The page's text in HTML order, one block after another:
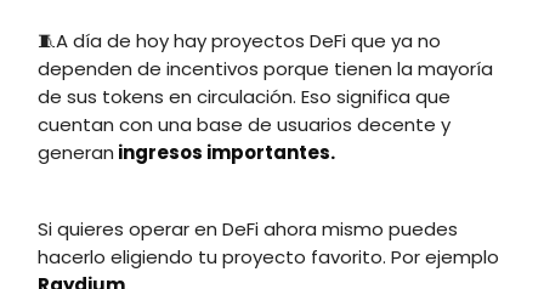
🧵A día de hoy hay proyectos DeFi que ya no
dependen de incentivos porque tienen la mayoría
de sus tokens en circulación. Eso significa que
cuentan con una base de usuarios decente y
generan ingresos importantes.
Si quieres operar en DeFi ahora mismo puedes
hacerlo eligiendo tu proyecto favorito. Por ejemplo